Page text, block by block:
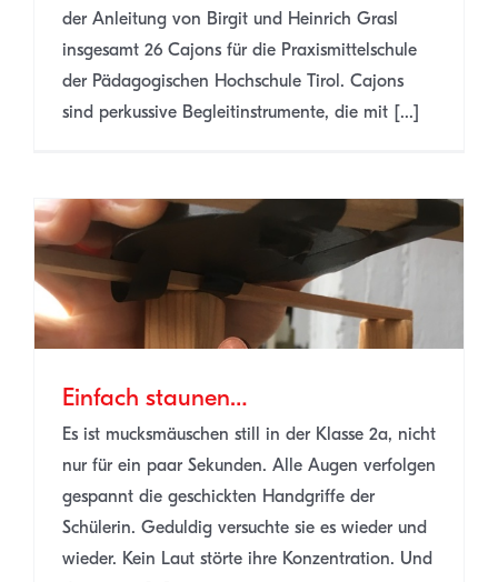
der Anleitung von Birgit und Heinrich Grasl
insgesamt 26 Cajons für die Praxismittelschule
der Pädagogischen Hochschule Tirol. Cajons
sind perkussive Begleitinstrumente, die mit [...]
Einfach staunen…
Es ist mucksmäuschen still in der Klasse 2a, nicht
nur für ein paar Sekunden. Alle Augen verfolgen
gespannt die geschickten Handgriffe der
Schülerin. Geduldig versuchte sie es wieder und
wieder. Kein Laut störte ihre Konzentration. Und